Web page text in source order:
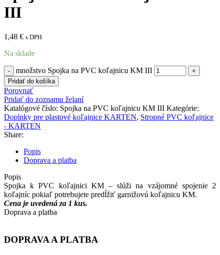
III
1,48 € s DPH
Na sklade
množstvo Spojka na PVC koľajnicu KM III
Pridať do košíka
Porovnať
Pridať do zoznamu želaní
Katalógové číslo: Spojka na PVC koľajnicu KM III Kategórie:
Doplnky pre plastové koľajnice KARTEN, Stropné PVC koľajnice
- KARTEN
Share:
Popis
Doprava a platba
Popis
Spojka k PVC koľajnici KM – slúži na vzájomné spojenie 2
koľajníc pokiaľ potrebujete predĺžiť garnižovú koľajnicu KM.
Cena je uvedená za 1 kus.
Doprava a platba
DOPRAVA A PLATBA